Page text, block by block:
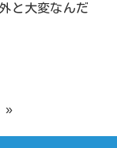
と大変なんだ
»